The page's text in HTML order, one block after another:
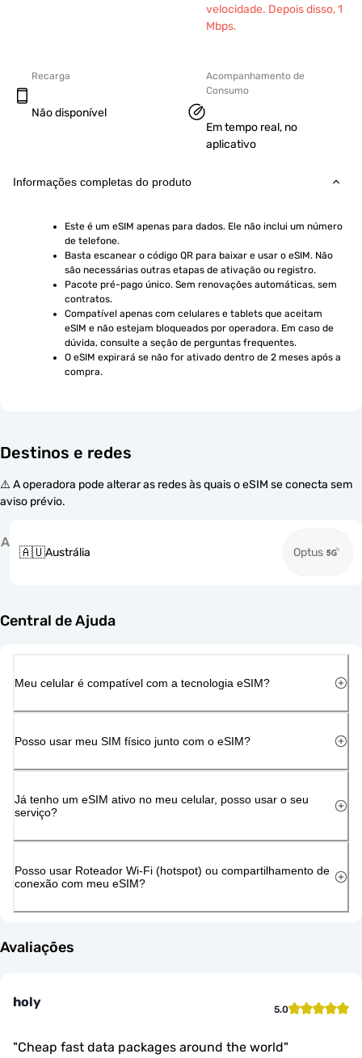
velocidade. Depois disso, 1
Mbps.
Recarga
Não disponível
Acompanhamento de
Consumo
Em tempo real, no
aplicativo
Informações completas do produto
Este é um eSIM apenas para dados. Ele não inclui um número
de telefone.
Basta escanear o código QR para baixar e usar o eSIM. Não
são necessárias outras etapas de ativação ou registro.
Pacote pré-pago único. Sem renovações automáticas, sem
contratos.
Compatível apenas com celulares e tablets que aceitam
eSIM e não estejam bloqueados por operadora. Em caso de
dúvida, consulte a seção de perguntas frequentes.
O eSIM expirará se não for ativado dentro de 2 meses após a
compra.
Destinos e redes
⚠️ A operadora pode alterar as redes às quais o eSIM se conecta sem
aviso prévio.
A
🇦🇺Austrália Optus
Central de Ajuda
Meu celular é compatível com a tecnologia eSIM?
Posso usar meu SIM físico junto com o eSIM?
Já tenho um eSIM ativo no meu celular, posso usar o seu
serviço?
Posso usar Roteador Wi-Fi (hotspot) ou compartilhamento de
conexão com meu eSIM?
Avaliações
holy 5.0
"Cheap fast data packages around the world"